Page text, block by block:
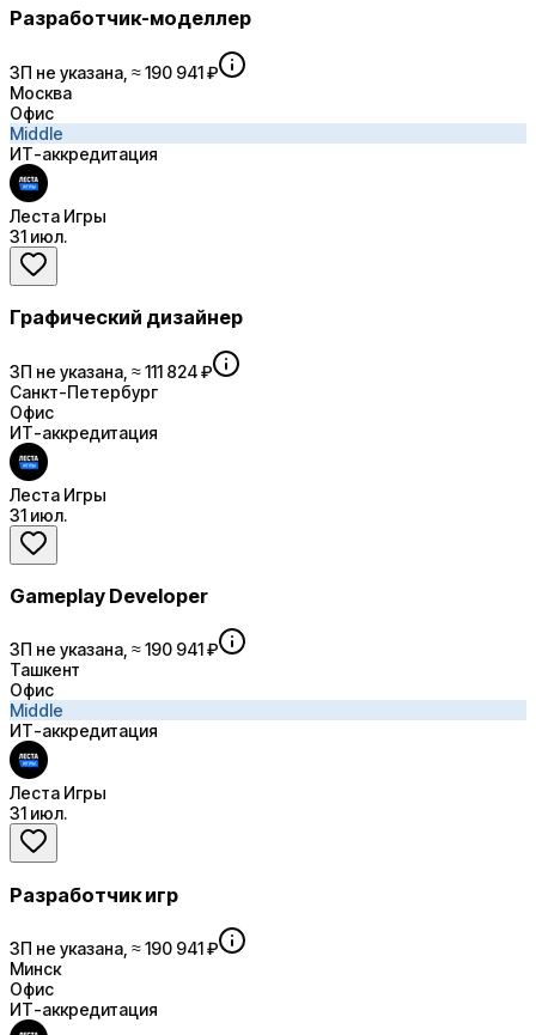
Разработчик-моделлер
ЗП не указана, ≈ 190 941 ₽
Москва
Офис
Middle
ИТ-аккредитация
Леста Игры
31 июл.
Графический дизайнер
ЗП не указана, ≈ 111 824 ₽
Санкт-Петербург
Офис
ИТ-аккредитация
Леста Игры
31 июл.
Gameplay Developer
ЗП не указана, ≈ 190 941 ₽
Ташкент
Офис
Middle
ИТ-аккредитация
Леста Игры
31 июл.
Разработчик игр
ЗП не указана, ≈ 190 941 ₽
Минск
Офис
ИТ-аккредитация